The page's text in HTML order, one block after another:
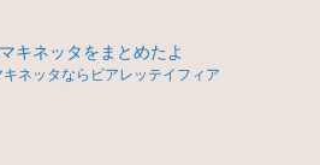
キネッタをまとめたよ
キネッタならビアレッテイフィア